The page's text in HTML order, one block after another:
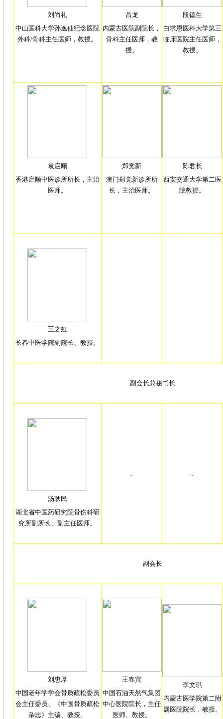
刘尚礼
中山医科大学孙逸仙纪念医院
外科/骨科主任医师，教授。
吕龙
内蒙古医院副院长，
骨科主任医师，教
授。
段德生
白求恩医科大学第三
临床医院主任医师，
教授。
袁启顺
香港启顺中医诊所所长，主治
医师。
郑觉新
澳门郑觉新诊所所
长，主治医师。
陈君长
西安交通大学第二医
院教授。
王之虹
长春中医学院副院长、教授。
副会长兼秘书长
汤耿民
湖北省中医药研究院骨伤科研
究所副所长、副主任医师。
... ...
副会长
刘忠厚
中国老年学学会骨质疏松委员
会主任委员、《中国骨质疏松
杂志》主编、教授。
王春寅
中国石油天然气集团
中心医院院长，主任
医师、教授。
李文琪
内蒙古医学院第二附
属医院院长，教授。